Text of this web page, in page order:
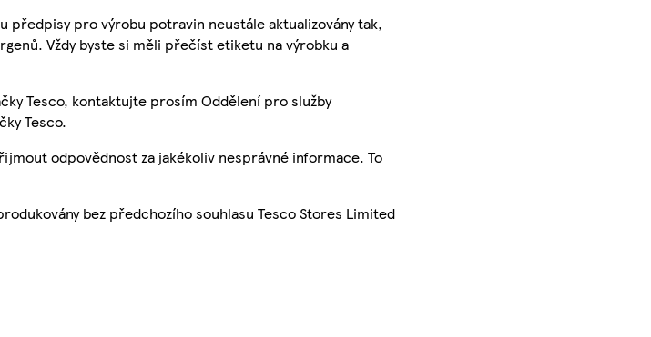
předpisy pro výrobu potravin neustále aktualizovány tak,
Vždy byste si měli přečíst etiketu na výrobku a
Tesco, kontaktujte prosím Oddělení pro služby
Tesco.
odpovědnost za jakékoliv nesprávné informace. To
bez předchozího souhlasu Tesco Stores Limited